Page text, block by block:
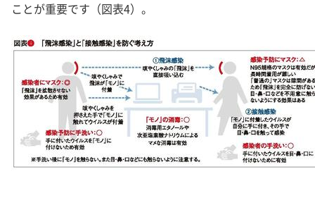
ことが重要です（図表4）。